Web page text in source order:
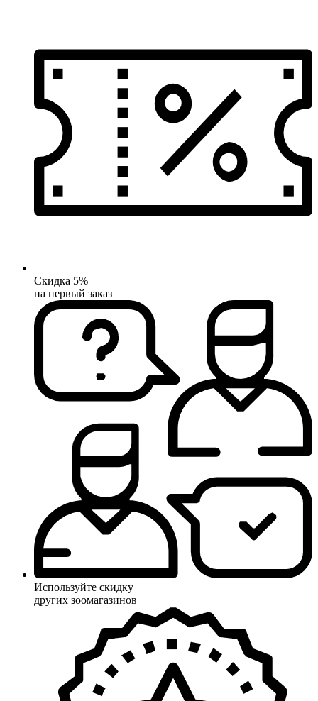
Скидка 5%
на первый заказ
Используйте скидку
других зоомагазинов